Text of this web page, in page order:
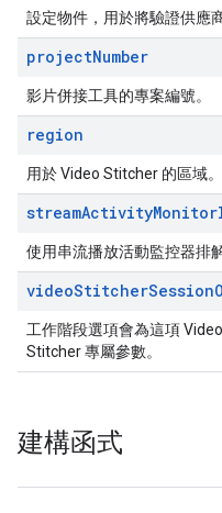
設定物件，用於將驗證供應
projectNumber
影片併接工具的專案編號。
region
用於 Video Stitcher 的區域。
streamActivityMonitor
使用串流播放活動監控器排
videoStitcherSession
工作階段選項會為這項
Stitcher 專屬參數。
建構函式